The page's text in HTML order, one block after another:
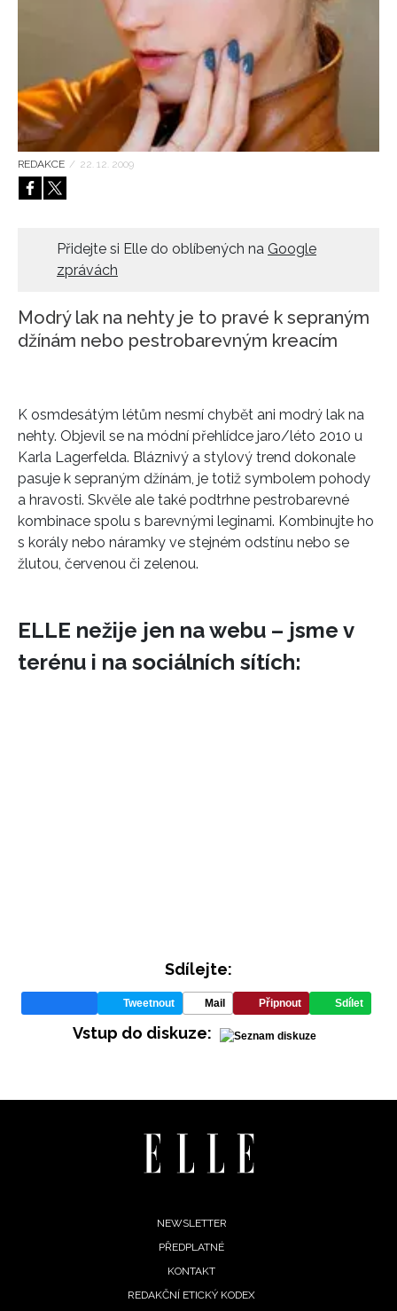
REDAKCE / 22. 12. 2009
Přidejte si Elle do oblíbených na Google
zprávách
Modrý lak na nehty je to pravé k sepraným
džínám nebo pestrobarevným kreacím
K osmdesátým létům nesmí chybět ani modrý lak na
nehty. Objevil se na módní přehlídce jaro/léto 2010 u
Karla Lagerfelda. Bláznivý a stylový trend dokonale
pasuje k sepraným džínám, je totiž symbolem pohody
a hravosti. Skvěle ale také podtrhne pestrobarevné
kombinace spolu s barevnými leginami. Kombinujte ho
s korály nebo náramky ve stejném odstínu nebo se
žlutou, červenou či zelenou.
ELLE nežije jen na webu – jsme v
terénu i na sociálních sítích:
Sdílejte:
Tweetnout Mail Připnout Sdílet
Vstup do diskuze:
NEWSLETTER
PŘEDPLATNÉ
KONTAKT
REDAKČNÍ ETICKÝ KODEX